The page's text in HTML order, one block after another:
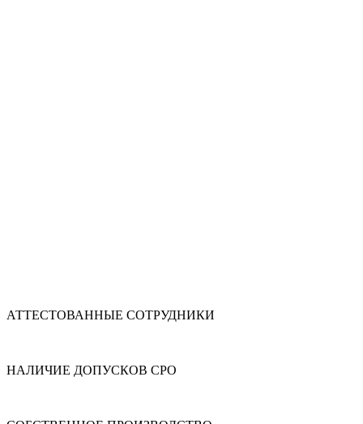
АТТЕСТОВАННЫЕ СОТРУДНИКИ
НАЛИЧИЕ ДОПУСКОВ СРО